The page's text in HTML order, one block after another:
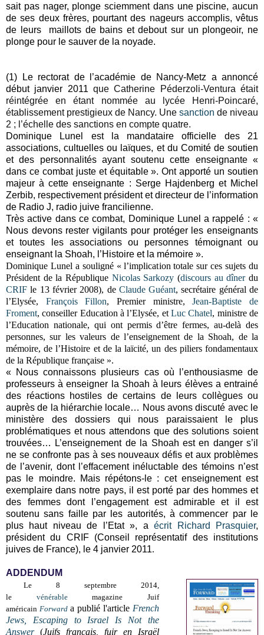
sait pas nager, plonge sciemment dans une piscine, aucun
de ses deux frères, pourtant des nageurs accomplis, vêtus
de leurs maillots de bains et debout sur un plongeoir, ne
plonge pour le sauver de la noyade.
(1) Le rectorat de l’académie de Nancy-Metz a annoncé
début janvier 2011 que Catherine Péderzoli-Ventura était
réintégrée en étant nommée au lycée Henri-Poincaré,
établissement prestigieux de Nancy. Une sanction de niveau
2 ; l’échelle des sanctions en compte quatre.
Dominique Lunel est la mandataire officielle des 21
associations, cultuelles ou laïques, et du Comité de soutien
et des personnalités ayant soutenu cette enseignante «
dans ce combat juste et équitable ». Ont apporté un soutien
majeur à cette enseignante : Serge Hajdenberg et Michel
Zerbib, respectivement président et directeur de l’information
de Radio J, radio juive francilienne.
Très active dans ce combat, Dominique Lunel a rappelé : «
Nous devons rester vigilants pour protéger les enseignants
et toutes les associations ou personnes témoignant ou
enseignant la Shoah, l’Histoire et la mémoire ».
Dominique Lunel a souligné « l’implication totale sur ces sujets du
Président de la République Nicolas Sarkozy (discours au dînerdu
CRIF le 13 février 2008), de Claude Guéant, secrétaire général de
l’Elysée, François Fillon, Premier ministre,Jean-Baptiste de
Froment, conseiller Education à l’Elysée, etLuc Chatel, ministre de
l’Education nationale, qui ont permis d’être fermes, au-delà des
personnes, sur les valeurs de l’enseignement de la Shoah, de la
mémoire, de l’Histoire et de la laïcité, un des piliers fondamentaux
de la République française ».
« Nous connaissons plusieurs cas où l’enthousiasme de
professeurs à enseigner la Shoah à leurs élèves a entrainé
des réactions hostiles de certains de leurs collègues ou
auprès de la hiérarchie locale… Nous avons discuté avec le
ministère des dossiers qui nous paraissaient le plus
problématiques et nous attendons que des solutions soient
trouvées… L’enseignement de la Shoah est en danger s’il
ne se confronte pas à ses nouveaux défis et aux problèmes
de l’avenir, dont l’effacement inéluctable des témoins n’est
pas le moindre. Mais répétons-le : cet enseignement est
exemplaire dans notre pays, il est porté par des hommes et
des femmes dont l’engagement est admirable et il est
soutenu sans faille par les autorités, à commencer par le
plus haut niveau de l’Etat », aécrit Richard Prasquier,
président du CRIF (Conseil représentatif des institutions
juives de France), le 4 janvier 2011.
ADDENDUM
Le 8 septembre 2014,
le vénérablemagazine Juif
américain Forward a publié l'article French
Jews, Escaping to Israel Is Not the
Answer(Juifs français, fuir en Israël